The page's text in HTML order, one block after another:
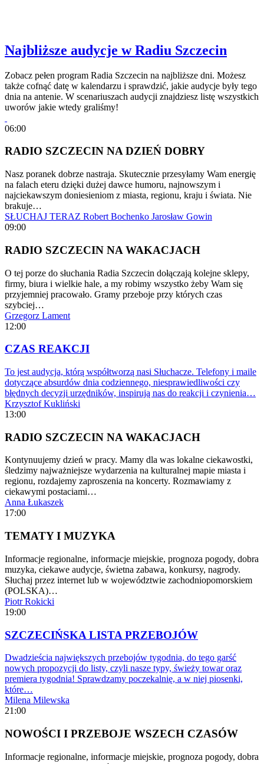
Najbliższe audycje w Radiu Szczecin
Zobacz pełen program Radia Szczecin na najbliższe dni. Możesz
także cofnąć datę w kalendarzu i sprawdzić, jakie audycje były tego
dnia na antenie. W scenariuszach audycji znajdziesz listę wszystkich
uworów jakie wtedy graliśmy!
06:00
RADIO SZCZECIN NA DZIEŃ DOBRY
Nasz poranek dobrze nastraja. Skutecznie przesyłamy Wam energię
na falach eteru dzięki dużej dawce humoru, najnowszym i
najciekawszym doniesieniom z miasta, regionu, kraju i świata. Nie
brakuje…
SŁUCHAJ TERAZ Robert Bochenko Jarosław Gowin
09:00
RADIO SZCZECIN NA WAKACJACH
O tej porze do słuchania Radia Szczecin dołączają kolejne sklepy,
firmy, biura i wielkie hale, a my robimy wszystko żeby Wam się
przyjemniej pracowało. Gramy przeboje przy których czas
szybciej…
Grzegorz Lament
12:00
CZAS REAKCJI
To jest audycja, którą współtworzą nasi Słuchacze. Telefony i maile
dotyczące absurdów dnia codziennego, niesprawiedliwości czy
błędnych decyzji urzędników, inspirują nas do reakcji i czynienia…
Krzysztof Kukliński
13:00
RADIO SZCZECIN NA WAKACJACH
Kontynuujemy dzień w pracy. Mamy dla was lokalne ciekawostki,
śledzimy najważniejsze wydarzenia na kulturalnej mapie miasta i
regionu, rozdajemy zaproszenia na koncerty. Rozmawiamy z
ciekawymi postaciami…
Anna Łukaszek
17:00
TEMATY I MUZYKA
Informacje regionalne, informacje miejskie, prognoza pogody, dobra
muzyka, ciekawe audycje, świetna zabawa, konkursy, nagrody.
Słuchaj przez internet lub w województwie zachodniopomorskiem
(POLSKA)…
Piotr Rokicki
19:00
SZCZECIŃSKA LISTA PRZEBOJÓW
Dwadzieścia największych przebojów tygodnia, do tego garść
nowych propozycji do listy, czyli nasze typy, świeży towar oraz
premiera tygodnia! Sprawdzamy poczekalnię, a w niej piosenki,
które…
Milena Milewska
21:00
NOWOŚCI I PRZEBOJE WSZECH CZASÓW
Informacje regionalne, informacje miejskie, prognoza pogody, dobra